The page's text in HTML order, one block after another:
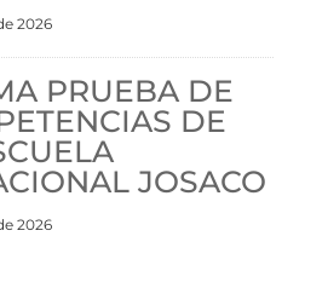
2026
PRUEBA DE
DE
JOSACO
2026